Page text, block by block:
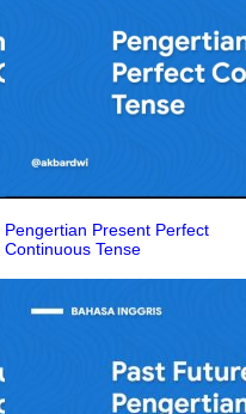
Pengertian Present Perfect
Continuous Tense